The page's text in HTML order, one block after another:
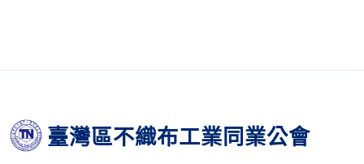
臺灣區不織布工業同業公會